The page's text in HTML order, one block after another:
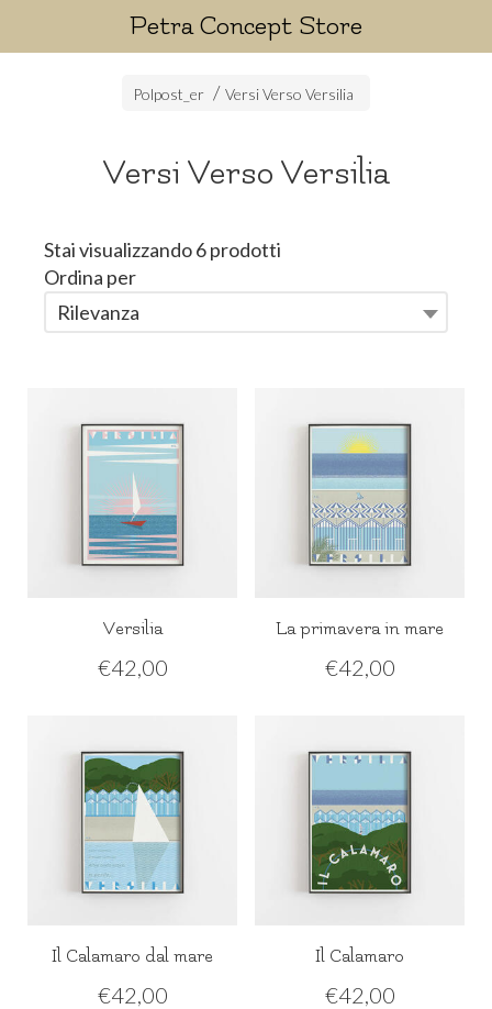
Petra Concept Store
Polpost_er Versi Verso Versilia
Versi Verso Versilia
Stai visualizzando 6 prodotti
Ordina per
Rilevanza
Versilia
€42,00
La primavera in mare
€42,00
Il Calamaro dal mare
€42,00
Il Calamaro
€42,00